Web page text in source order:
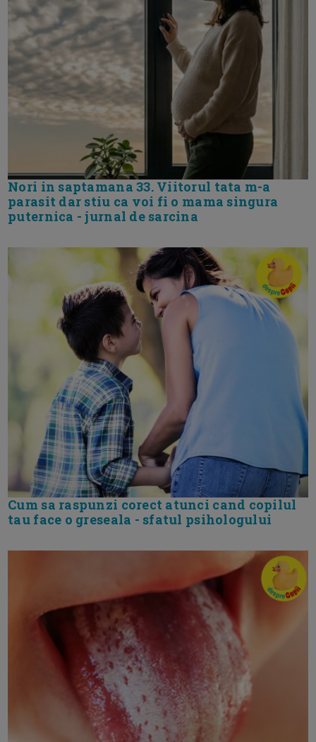
Nori in saptamana 33. Viitorul tata m-a
parasit dar stiu ca voi fi o mama singura
puternica - jurnal de sarcina
Cum sa raspunzi corect atunci cand copilul
tau face o greseala - sfatul psihologului